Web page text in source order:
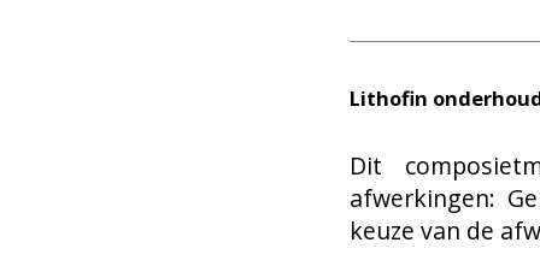
Lithofin
Dit
afwerkingen:
keuze van de